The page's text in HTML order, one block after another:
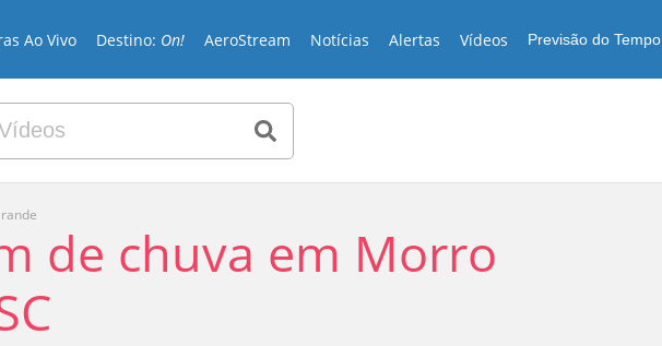
Ao Vivo Destino: On! AeroStream Notícias Alertas Vídeos Previsão do Tempo
de chuva em Morro